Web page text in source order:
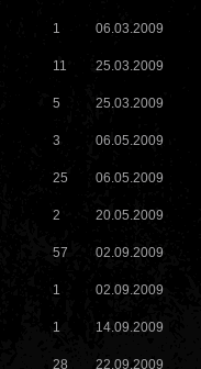
1 06.03.2009
11 25.03.2009
5 25.03.2009
3 06.05.2009
25 06.05.2009
2 20.05.2009
57 02.09.2009
1 02.09.2009
1 14.09.2009
28 22.09.2009